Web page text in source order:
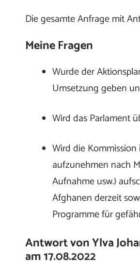
Die gesamte Anfrage mit
Meine Fragen
Wurde der
Umsetzung geben
Wird das Parlament
Wird die
aufzunehmen nach
Aufnahme usw.)
Afghanen derzeit
Programme für
Antwort von Ylva
am 17.08.2022